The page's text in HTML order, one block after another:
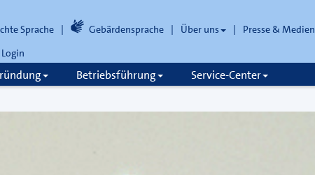
Sprache Gebärdensprache Über uns Presse & Medien
Login
Betriebsführung Service-Center